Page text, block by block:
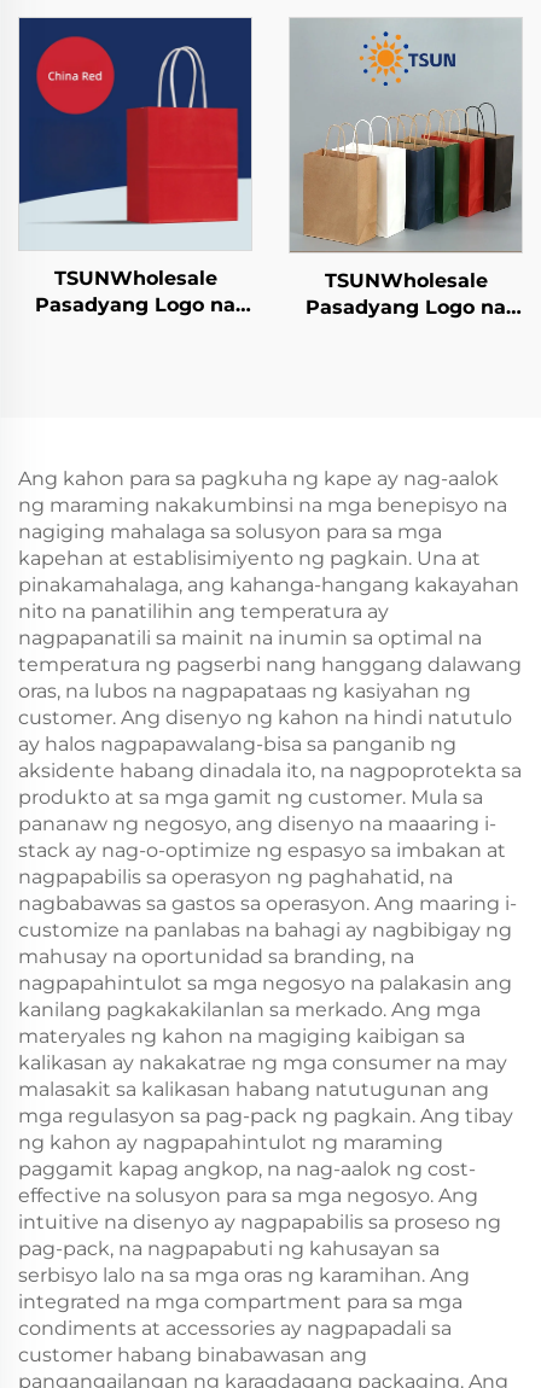
Paper para sa
Takeaway ng Bagong
Taon/Christmas Food
Packaging Screen
Paper para sa
Takeaway ng Bagong
Taon/Christmas Food
Packaging Screen
Printing Surface
TSUNWholesale
Pasadyang Logo na
TSUNWholesale
Pasadyang Logo na
Packaging Crafts
Ang kahon para sa pagkuha ng kape ay nag-aalok
ng maraming nakakumbinsi na mga benepisyo na
nagiging mahalaga sa solusyon para sa mga
kapehan at establisimiyento ng pagkain. Una at
pinakamahalaga, ang kahanga-hangang kakayahan
nito na panatilihin ang temperatura ay
nagpapanatili sa mainit na inumin sa optimal na
temperatura ng pagserbi nang hanggang dalawang
oras, na lubos na nagpapataas ng kasiyahan ng
customer. Ang disenyo ng kahon na hindi natutulo
ay halos nagpapawalang-bisa sa panganib ng
aksidente habang dinadala ito, na nagpoprotekta sa
produkto at sa mga gamit ng customer. Mula sa
pananaw ng negosyo, ang disenyo na maaaring i-
stack ay nag-o-optimize ng espasyo sa imbakan at
nagpapabilis sa operasyon ng paghahatid, na
nagbabawas sa gastos sa operasyon. Ang maaring i-
customize na panlabas na bahagi ay nagbibigay ng
mahusay na oportunidad sa branding, na
nagpapahintulot sa mga negosyo na palakasin ang
kanilang pagkakakilanlan sa merkado. Ang mga
materyales ng kahon na magiging kaibigan sa
kalikasan ay nakakatrae ng mga consumer na may
malasakit sa kalikasan habang natutugunan ang
mga regulasyon sa pag-pack ng pagkain. Ang tibay
ng kahon ay nagpapahintulot ng maraming
paggamit kapag angkop, na nag-aalok ng cost-
effective na solusyon para sa mga negosyo. Ang
intuitive na disenyo ay nagpapabilis sa proseso ng
pag-pack, na nagpapabuti ng kahusayan sa
serbisyo lalo na sa mga oras ng karamihan. Ang
integrated na mga compartment para sa mga
condiments at accessories ay nagpapadali sa
customer habang binabawasan ang
pangangailangan ng karagdagang packaging. Ang